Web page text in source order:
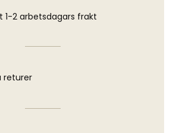
1-2 arbetsdagars frakt
returer